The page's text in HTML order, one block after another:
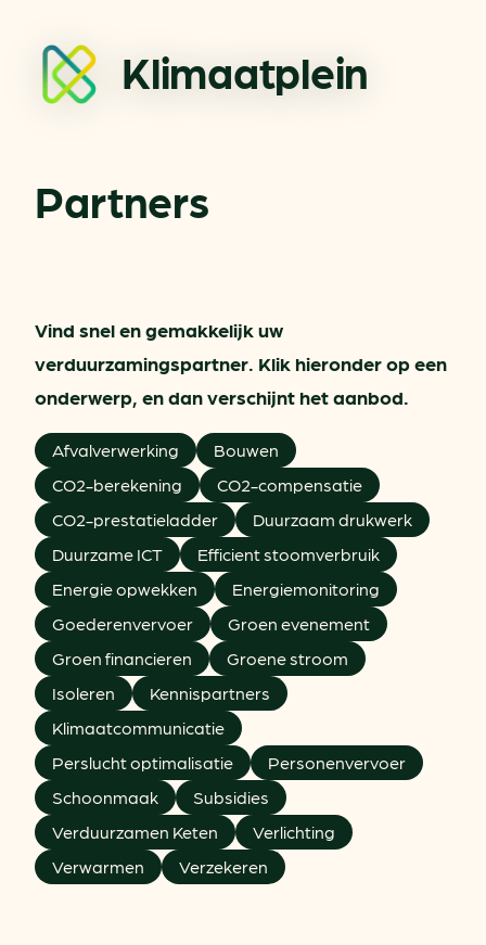
Klimaatplein
Partners
Vind snel en gemakkelijk uw
verduurzamingspartner. Klik hieronder op een
onderwerp, en dan verschijnt het aanbod.
Afvalverwerking
Bouwen
CO2-berekening
CO2-compensatie
CO2-prestatieladder
Duurzaam drukwerk
Duurzame ICT
Efficient stoomverbruik
Energie opwekken
Energiemonitoring
Goederenvervoer
Groen evenement
Groen financieren
Groene stroom
Isoleren
Kennispartners
Klimaatcommunicatie
Perslucht optimalisatie
Personenvervoer
Schoonmaak
Subsidies
Verduurzamen Keten
Verlichting
Verwarmen
Verzekeren